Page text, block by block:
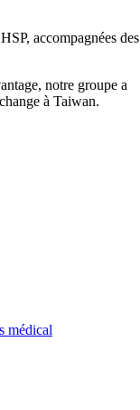
accompagnées
notre groupe a
à Taiwan.